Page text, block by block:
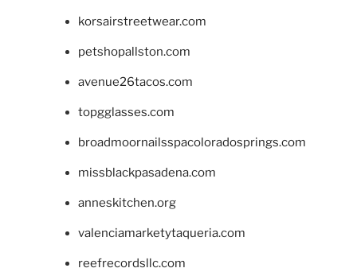
korsairstreetwear.com
petshopallston.com
avenue26tacos.com
topgglasses.com
broadmoornailsspacoloradosprings.com
missblackpasadena.com
anneskitchen.org
valenciamarketytaqueria.com
reefrecordsllc.com